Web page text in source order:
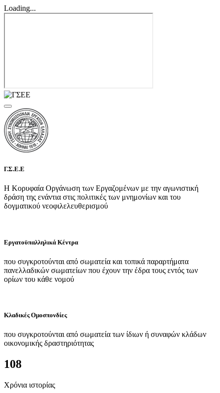
Loading...
Γ.Σ.Ε.Ε
Η Κορυφαία Οργάνωση των Εργαζομένων με την αγωνιστική
δράση της ενάντια στις πολιτικές των μνημονίων και του
δογματικού νεοφιλελευθερισμού
Εργατοϋπαλληλικά Κέντρα
που συγκροτούνται από σωματεία και τοπικά παραρτήματα
πανελλαδικών σωματείων που έχουν την έδρα τους εντός των
ορίων του κάθε νομού
Κλαδικές Ομοσπονδίες
που συγκροτούνται από σωματεία των ίδιων ή συναφών κλάδων
οικονομικής δραστηριότητας
108
Χρόνια ιστορίας